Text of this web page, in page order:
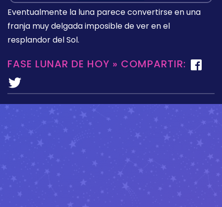
Eventualmente la luna parece convertirse en una
franja muy delgada imposible de ver en el
resplandor del Sol.
FASE LUNAR DE HOY » COMPARTIR: